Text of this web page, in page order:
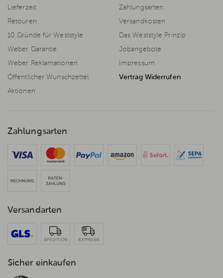
Lieferzeit
Retouren
10 Gründe für Weststyle
Weber Garantie
Weber Reklamationen
Öffentlicher Wunschzettel
Aktionen
Zahlungsarten
Versandkosten
Das Weststyle Prinzip
Jobangebote
Impressum
Vertrag Widerrufen
Zahlungsarten
Versandarten
Sicher einkaufen